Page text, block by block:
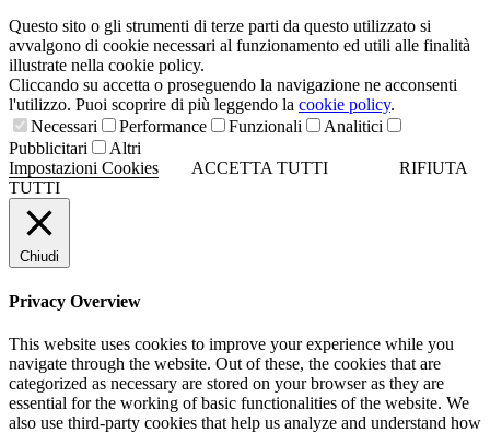
Questo sito o gli strumenti di terze parti da questo utilizzato si
avvalgono di cookie necessari al funzionamento ed utili alle finalità
illustrate nella cookie policy.
Cliccando su accetta o proseguendo la navigazione ne acconsenti
l'utilizzo. Puoi scoprire di più leggendo la cookie policy.
Necessari
Performance Funzionali
Analitici
Pubblicitari
Altri
Impostazioni Cookies
ACCETTA TUTTI
RIFIUTA
TUTTI
Chiudi
Privacy Overview
This website uses cookies to improve your experience while you
navigate through the website. Out of these, the cookies that are
categorized as necessary are stored on your browser as they are
essential for the working of basic functionalities of the website. We
also use third-party cookies that help us analyze and understand how